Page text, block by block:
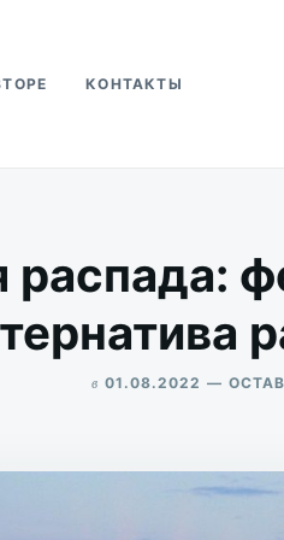
КОНТАКТЫ
распада:
в 01.08.2022